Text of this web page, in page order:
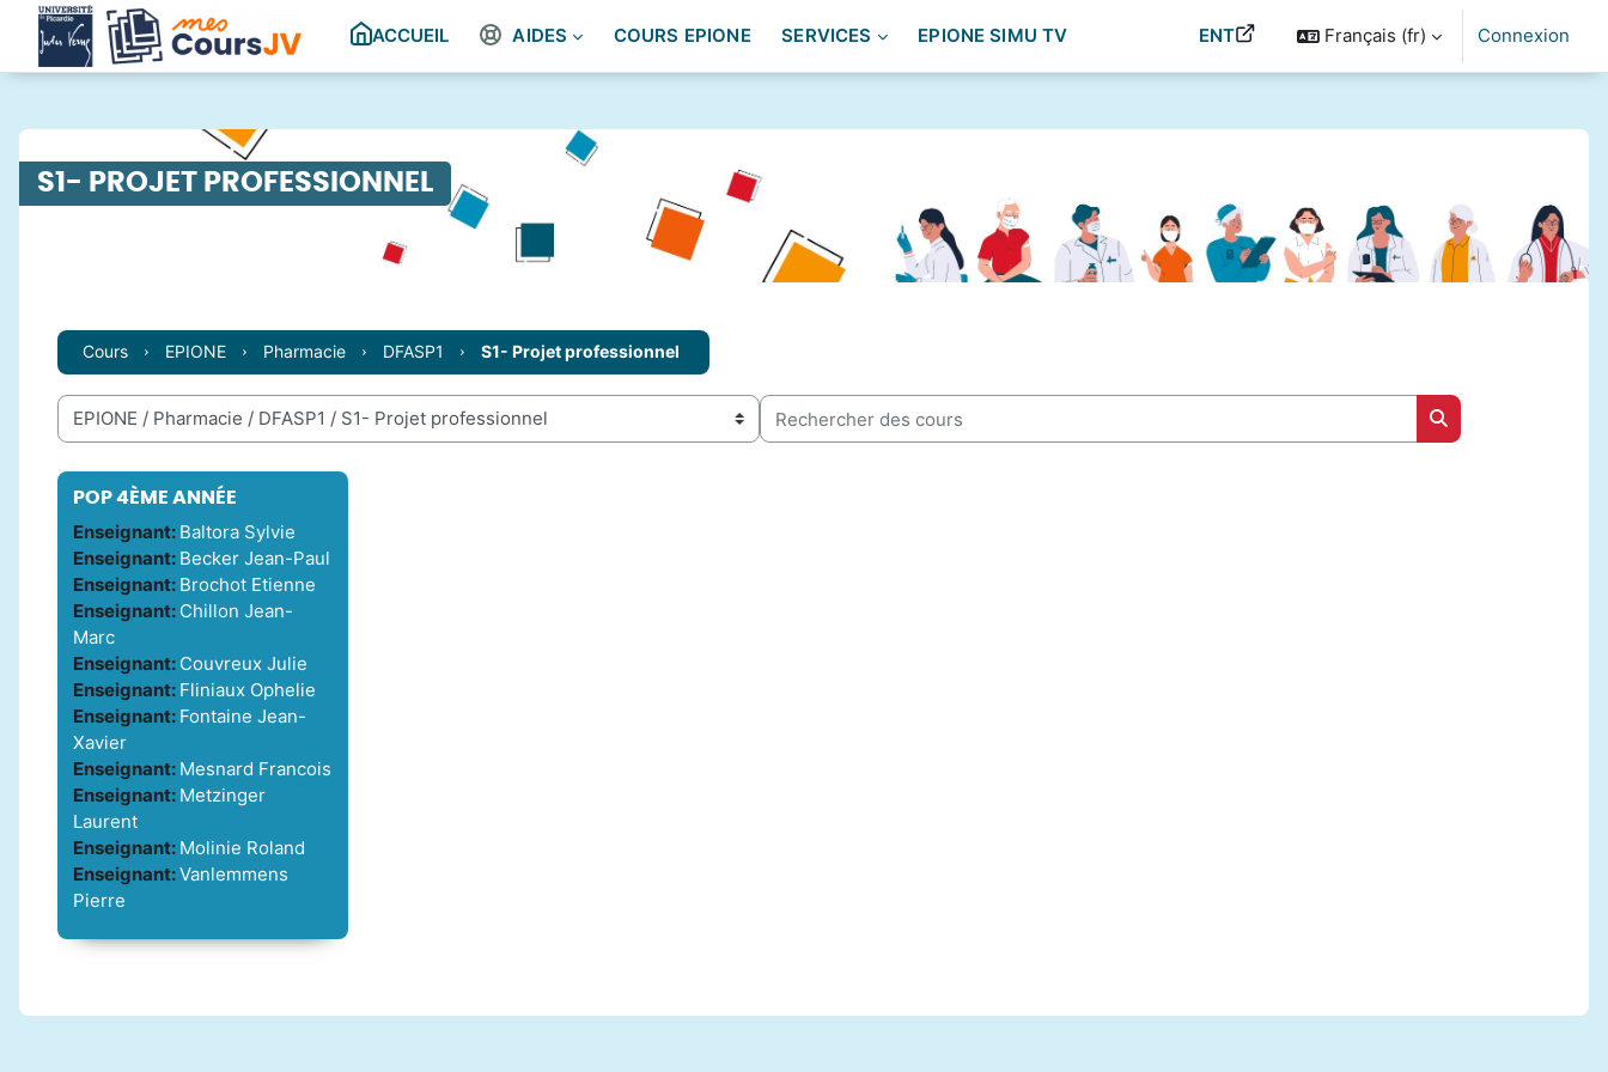
Passer au contenu principal
ACCUEIL
AIDES ENT
COURS EPIONE SERVICES EPIONE SIMU TV Français ‎(fr)‎ Connexion
S1- PROJET PROFESSIONNEL
Cours EPIONE Pharmacie DFASP1 S1- Projet professionnel
Catégories de cours
Rechercher des cours
Rechercher des
POP 4ÈME ANNÉE
Enseignant: Baltora Sylvie
Enseignant: Becker Jean-Paul
Enseignant: Brochot Etienne
Enseignant: Chillon Jean-
Marc
Enseignant: Couvreux Julie
Enseignant: Fliniaux Ophelie
Enseignant: Fontaine Jean-
Xavier
Enseignant: Mesnard Francois
Enseignant: Metzinger
Laurent
Enseignant: Molinie Roland
Enseignant:Vanlemmens
Pierre